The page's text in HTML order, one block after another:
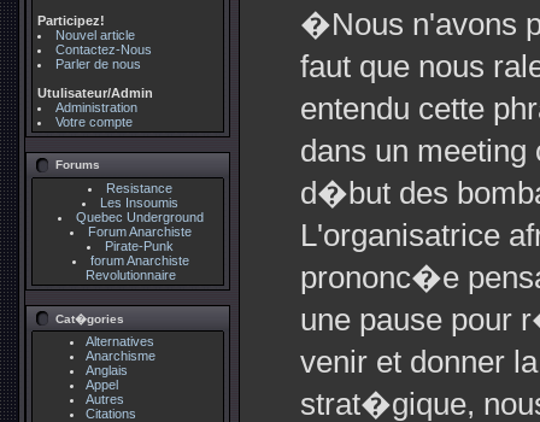
Participez!
Nouvel article
Contactez-Nous
Parler de nous
Utulisateur/Admin
Administration
Votre compte
Forums
Resistance
Les Insoumis
Quebec Underground
Forum Anarchiste
Pirate-Punk
forum Anarchiste
Revolutionnaire
Cat�gories
Alternatives
Anarchisme
Anglais
Appel
Autres
Citations
�Nous n'avons
faut que nous
entendu cette
dans un
d�but des
L'organisatrice
prononc�e
une pause
venir et donner
strat�gique,